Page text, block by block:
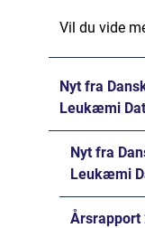
Vil du vide
Nyt fra
Leukæmi
Nyt fra
Leukæmi
Årsrapport